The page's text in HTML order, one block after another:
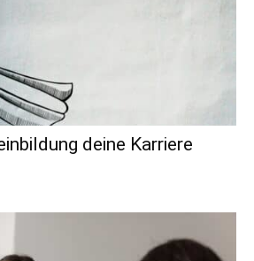
deine Karriere